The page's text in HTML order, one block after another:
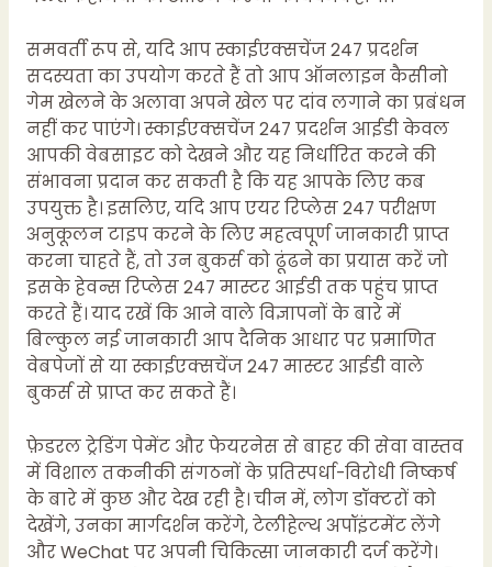
समवर्ती रूप से, यदि आप स्काईएक्सचेंज 247 प्रदर्शन
सदस्यता का उपयोग करते हैं तो आप ऑनलाइन कैसीनो
गेम खेलने के अलावा अपने खेल पर दांव लगाने का प्रबंधन
नहीं कर पाएंगे। स्काईएक्सचेंज 247 प्रदर्शन आईडी केवल
आपकी वेबसाइट को देखने और यह निर्धारित करने की
संभावना प्रदान कर सकती है कि यह आपके लिए कब
उपयुक्त है। इसलिए, यदि आप एयर रिप्लेस 247 परीक्षण
अनुकूलन टाइप करने के लिए महत्वपूर्ण जानकारी प्राप्त
करना चाहते हैं, तो उन बुकर्स को ढूंढने का प्रयास करें जो
इसके हेवन्स रिप्लेस 247 मास्टर आईडी तक पहुंच प्राप्त
करते हैं। याद रखें कि आने वाले विज्ञापनों के बारे में
बिल्कुल नई जानकारी आप दैनिक आधार पर प्रमाणित
वेबपेजों से या स्काईएक्सचेंज 247 मास्टर आईडी वाले
बुकर्स से प्राप्त कर सकते हैं।
फ़ेडरल ट्रेडिंग पेमेंट और फेयरनेस से बाहर की सेवा वास्तव
में विशाल तकनीकी संगठनों के प्रतिस्पर्धा-विरोधी निष्कर्ष
के बारे में कुछ और देख रही है। चीन में, लोग डॉक्टरों को
देखेंगे, उनका मार्गदर्शन करेंगे, टेलीहेल्थ अपॉइंटमेंट लेंगे
और WeChat पर अपनी चिकित्सा जानकारी दर्ज करेंगे।